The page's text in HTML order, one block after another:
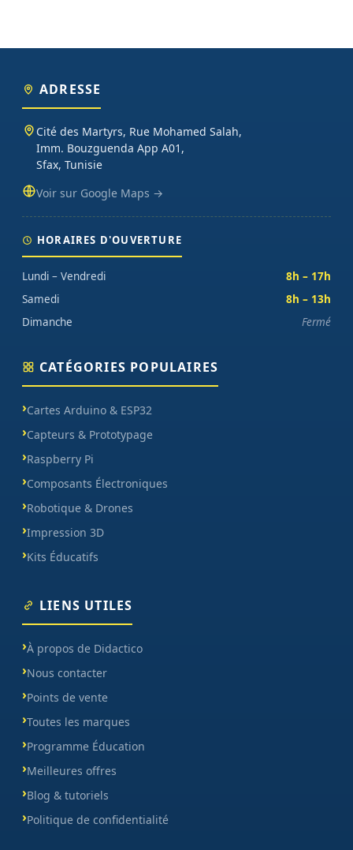
ADRESSE
Cité des Martyrs, Rue Mohamed Salah,
Imm. Bouzguenda App A01,
Sfax, Tunisie
Voir sur Google Maps →
HORAIRES D'OUVERTURE
Lundi – Vendredi
8h – 17h
Samedi
8h – 13h
Dimanche
Fermé
CATÉGORIES POPULAIRES
Cartes Arduino & ESP32
Capteurs & Prototypage
Raspberry Pi
Composants Électroniques
Robotique & Drones
Impression 3D
Kits Éducatifs
LIENS UTILES
À propos de Didactico
Nous contacter
Points de vente
Toutes les marques
Programme Éducation
Meilleures offres
Blog & tutoriels
Politique de confidentialité